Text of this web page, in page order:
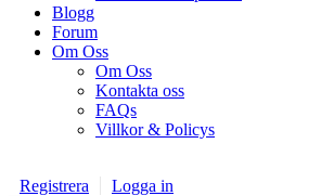
Blogg
Forum
Om Oss
Om Oss
Kontakta oss
FAQs
Villkor & Policys
Registrera Logga in